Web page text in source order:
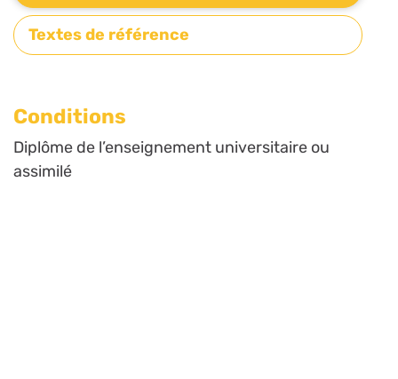
Textes de référence
Conditions
Diplôme de l’enseignement universitaire ou
assimilé